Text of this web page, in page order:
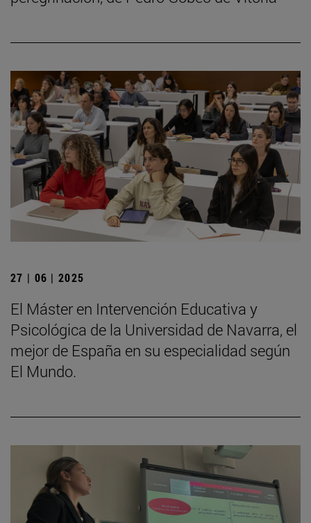
27 | 06 | 2025
El Máster en Intervención Educativa y
Psicológica de la Universidad de Navarra, el
mejor de España en su especialidad según
El Mundo.